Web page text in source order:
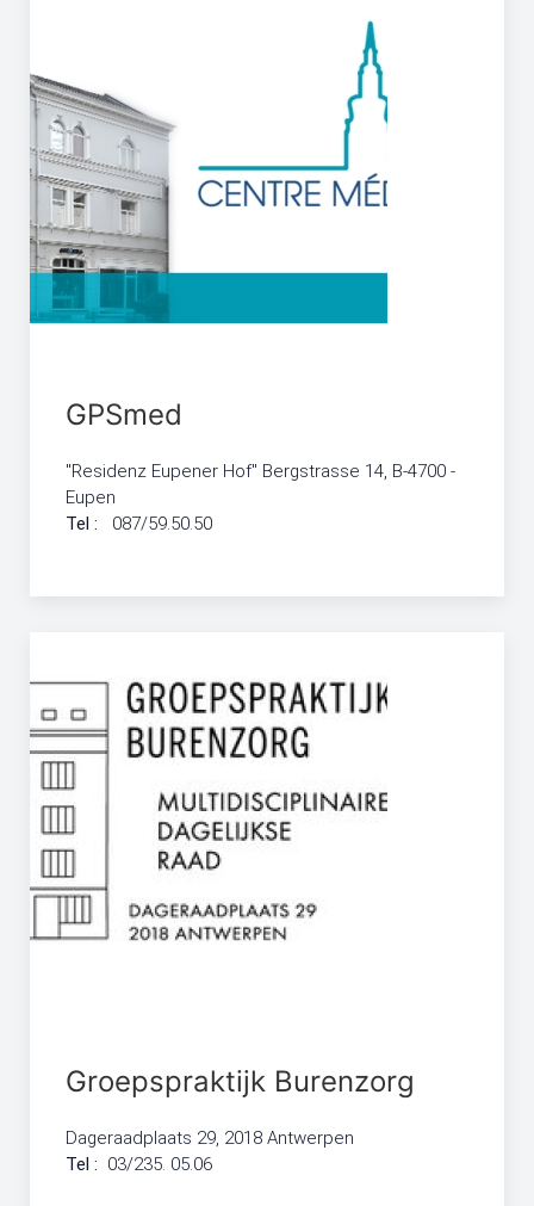
GPSmed
"Residenz Eupener Hof" Bergstrasse 14, B-4700 -
Eupen
Tel : 087/59.50.50
Groepspraktijk Burenzorg
Dageraadplaats 29, 2018 Antwerpen
Tel : 03/235. 05.06